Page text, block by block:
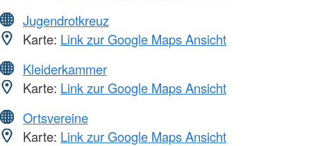
Jugendrotkreuz
Karte: Link zur Google Maps Ansicht
Kleiderkammer
Karte: Link zur Google Maps Ansicht
Ortsvereine
Karte: Link zur Google Maps Ansicht